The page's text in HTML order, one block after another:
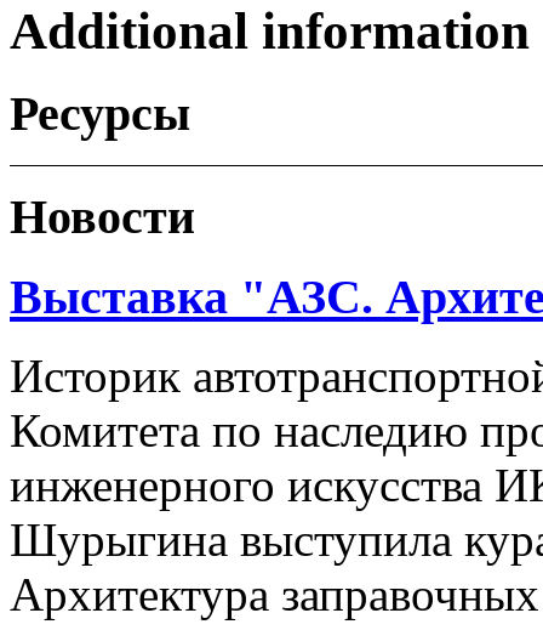
Additional information
Ресурсы
Новости
Выставка "АЗС.
Историк
Комитета по наследию
инженерного искусства
Шурыгина выступила
Архитектура